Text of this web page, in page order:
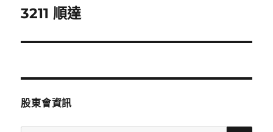
章:
下
篇
章:
3211 順達
股東會資訊